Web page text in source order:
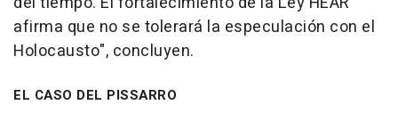
afirma que no se tolerará la especulación con el
Holocausto", concluyen.
EL CASO DEL PISSARRO